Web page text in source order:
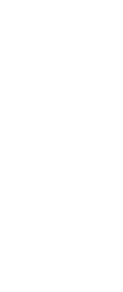
alla goda recept du har